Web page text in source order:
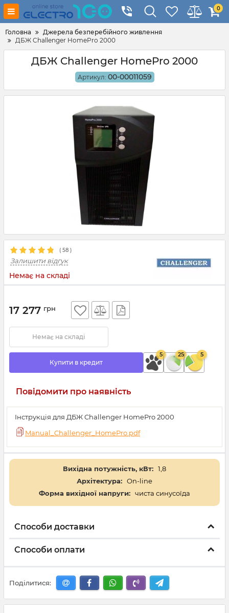
0
Головна
Джерела безперебійного живлення
ДБЖ Challenger HomePro 2000
ДБЖ Challenger HomePro 2000
Артикул: 00-00011059
( 58 )
Залишити відгук
Немає на складі
Інструкція для ДБЖ Challenger HomePro 2000
Manual_Challenger_HomePro.pdf
17 277 грн
Немає на складі
Купити в кредит
5 25 5
Повідомити про наявність
Вихідна потужність, кВт: 1,8
Архітектура: On-line
Форма вихідної напруги: чиста синусоїда
Способи доставки
Способи оплати
Поділитися: